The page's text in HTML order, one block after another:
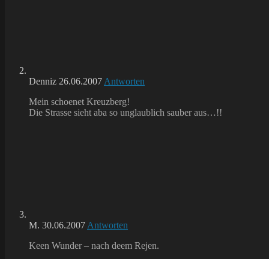
Denniz 26.06.2007 Antworten
Mein schoenet Kreuzberg!
Die Strasse sieht aba so unglaublich sauber aus…!!
M. 30.06.2007 Antworten
Keen Wunder – nach deem Rejen.